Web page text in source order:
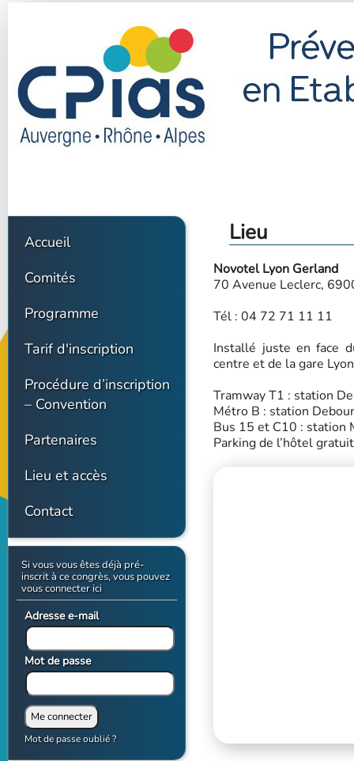
Accueil
Comités
Programme
Tarif d'inscription
Procédure d’inscription
– Convention
Partenaires
Lieu et accès
Contact
Si vous vous êtes déjà pré-
inscrit à ce congrès, vous pouvez
vous connecter ici
Mot de passe oublié ?
Adresse e-mail
Mot de passe
Lieu
Novotel Lyon Gerland
70 Avenue Leclerc,
Tél : 04 72 71 11 11
Installé juste en face
centre et de la gare
Tramway T1 : station
Métro B : station
Bus 15 et C10 : station
Parking de l’hôtel gratuit